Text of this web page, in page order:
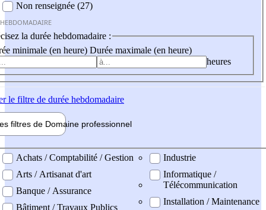
Non renseignée (27)
la durée hebdomadaire :
minimale (en heure) Durée maximale (en heure)
heures
le filtre de durée hebdomadaire
filtres de Domaine professionnel
professionel
Achats / Comptabilité / Gestion
Arts / Artisanat d'art
Banque / Assurance
Bâtiment / Travaux Publics
Industrie
Informatique /
Télécommunication
Installation / Maintenance